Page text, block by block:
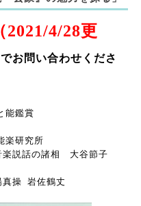
4/28更
でお問い合わせくださ
能鑑賞
楽研究所
楽説話の諸相 大谷節子
操 岩佐鶴丈